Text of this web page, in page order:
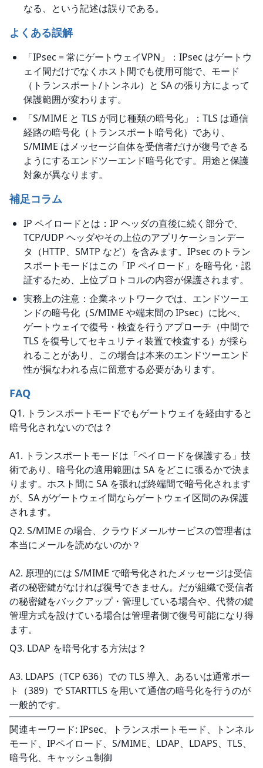
なる、という記述は誤りである。
よくある誤解
「IPsec = 常にゲートウェイVPN」：IPsec はゲートウ
ェイ間だけでなくホスト間でも使用可能で、モード
（トランスポート/トンネル）と SA の張り方によって
保護範囲が変わります。
「S/MIME と TLS が同じ種類の暗号化」：TLS は通信
経路の暗号化（トランスポート暗号化）であり、
S/MIME はメッセージ自体を受信者だけが復号できる
ようにするエンドツーエンド暗号化です。用途と保護
対象が異なります。
補足コラム
IP ペイロードとは：IP ヘッダの直後に続く部分で、
TCP/UDP ヘッダやその上位のアプリケーションデー
タ（HTTP、SMTP など）を含みます。IPsec のトラン
スポートモードはこの「IP ペイロード」を暗号化・認
証するため、上位プロトコルの内容が保護されます。
実務上の注意：企業ネットワークでは、エンドツーエ
ンドの暗号化（S/MIME や端末間の IPsec）に比べ、
ゲートウェイで復号・検査を行うアプローチ（中間で
TLS を復号してセキュリティ装置で検査する）が採ら
れることがあり、この場合は本来のエンドツーエンド
性が損なわれる点に留意する必要があります。
FAQ
Q1. トランスポートモードでもゲートウェイを経由すると
暗号化されないのでは？
A1. トランスポートモードは「ペイロードを保護する」技
術であり、暗号化の適用範囲は SA をどこに張るかで決ま
ります。ホスト間に SA を張れば終端間で暗号化されます
が、SA がゲートウェイ間ならゲートウェイ区間のみ保護
されます。
Q2. S/MIME の場合、クラウドメールサービスの管理者は
本当にメールを読めないのか？
A2. 原理的には S/MIME で暗号化されたメッセージは受信
者の秘密鍵がなければ復号できません。だが組織で受信者
の秘密鍵をバックアップ・管理している場合や、代替の鍵
管理方式を設けている場合は管理者側で復号可能になり得
ます。
Q3. LDAP を暗号化する方法は？
A3. LDAPS（TCP 636）での TLS 導入、あるいは通常ポー
ト（389）で STARTTLS を用いて通信の暗号化を行うのが
一般的です。
関連キーワード: IPsec、トランスポートモード、トンネル
モード、IPペイロード、S/MIME、LDAP、LDAPS、TLS、
暗号化、キャッシュ制御